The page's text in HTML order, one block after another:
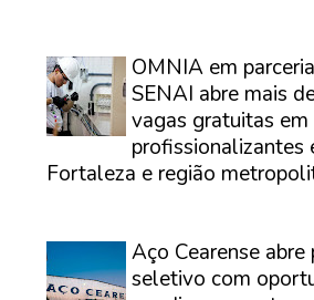
OMNIA em
SENAI abre mais
vagas gratuitas em
profissionalizantes
Fortaleza e região
Aço Cearense abre
seletivo com